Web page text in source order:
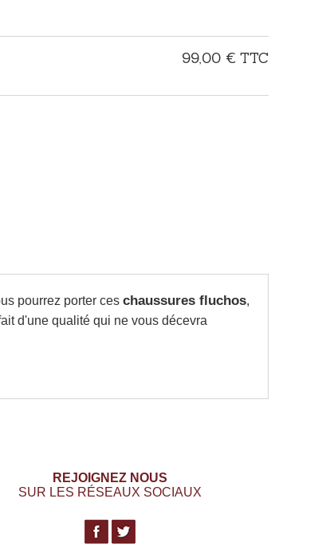
99,00 € TTC
pourrez porter ces chaussures fluchos,
d'une qualité qui ne vous décevra
REJOIGNEZ NOUS
SUR LES RÉSEAUX SOCIAUX